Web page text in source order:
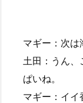
マギー：次
土田：うん、
ぱいね。
マギー：イイ